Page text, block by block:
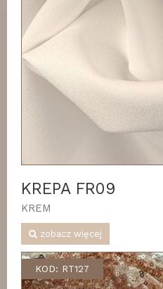
KREPA FR09
KREM
zobacz więcej
KOD: RT127